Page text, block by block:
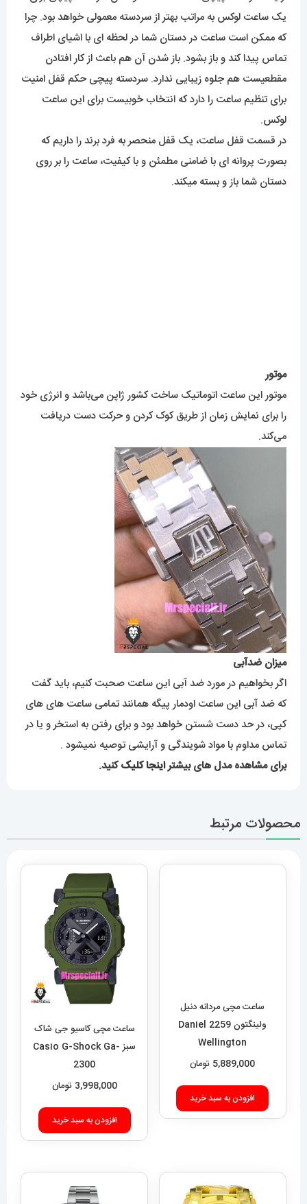
یک ساعت لوکس به مراتب بهتر از سردسته معمولی خواهد بود. چرا
که ممکن است ساعت در دستان شما در لحظه ای با اشیای اطراف
تماس پیدا کند و باز بشود. باز شدن آن هم باعث از کار افتادن
مقطعیست هم جلوه زیبایی ندارد. سردسته پیچی حکم قفل امنیت
برای تنظیم ساعت را دارد که انتخاب خوبیست برای این ساعت
لوکس.
در قسمت قفل ساعت، یک قفل منحصر به فرد برند را داریم که
بصورت پروانه ای با ضامنی مطمئن و با کیفیت، ساعت را بر روی
دستان شما باز و بسته میکند.
موتور
موتور این ساعت اتوماتیک ساخت کشور ژاپن می‌باشد و انرژی خود
را برای نمایش زمان از طریق کوک کردن و حرکت دست دریافت
میزان ضدآبی
اگر بخواهیم در مورد ضد آبی این ساعت صحبت کنیم، باید گفت
که ضد آبی این ساعت اودمار پیگه همانند تمامی ساعت های های
کپی، در حد دست شستن خواهد بود و برای رفتن به استخر و یا در
ولینگتون 2259 Daniel
Wellington
5,889,000تومان
ساعت مچی کاسیو جی شاک
سبز Casio G-Shock Ga-
3,998,000تومان